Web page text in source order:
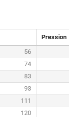
Pression
56
74
83
93
111
120